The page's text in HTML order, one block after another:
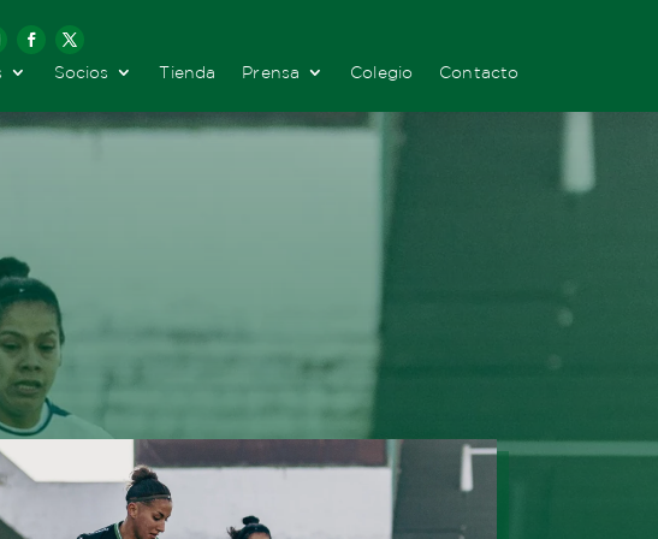
Socios Tienda Prensa Colegio Contacto